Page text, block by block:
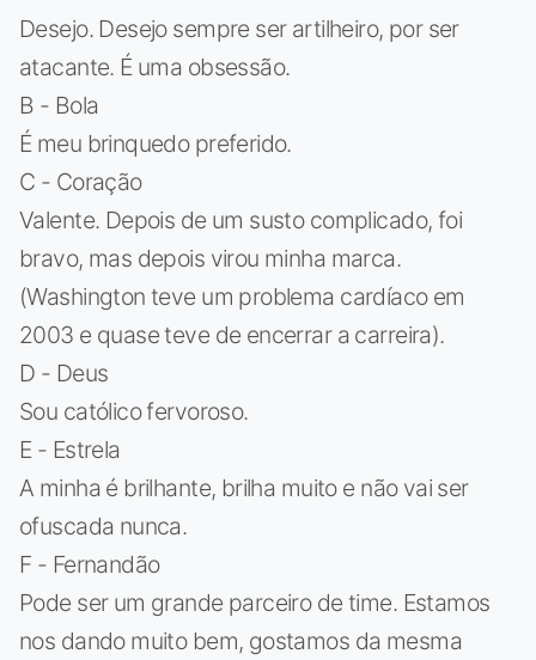
Desejo. Desejo sempre ser artilheiro, por ser
atacante. É uma obsessão.
B - Bola
É meu brinquedo preferido.
C - Coração
Valente. Depois de um susto complicado, foi
bravo, mas depois virou minha marca.
(Washington teve um problema cardíaco em
2003 e quase teve de encerrar a carreira).
D - Deus
Sou católico fervoroso.
E - Estrela
A minha é brilhante, brilha muito e não vai ser
ofuscada nunca.
F - Fernandão
Pode ser um grande parceiro de time. Estamos
nos dando muito bem, gostamos da mesma